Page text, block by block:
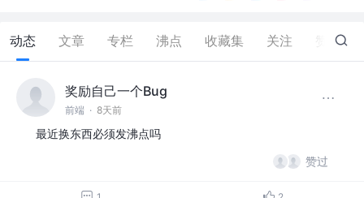
动态 文章 专栏 沸点 收藏集 关注 18
奖励自己一个Bug
前端 · 8天前
最近换东西必须发沸点吗
赞过